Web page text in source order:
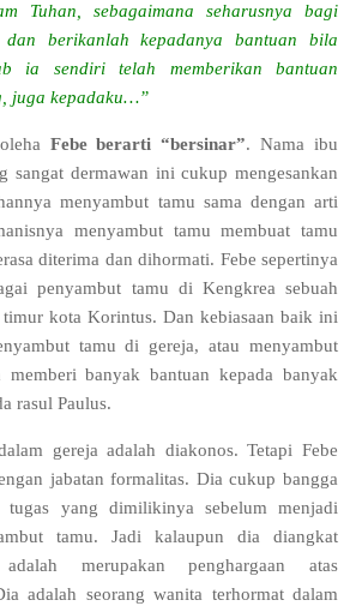
Tuhan, sebagaimana seharusnya bagi
berikanlah kepadanya bantuan bila
ia sendiri telah memberikan bantuan
juga kepadaku…”
Febe berarti “bersinar”. Nama ibu
sangat dermawan ini cukup mengesankan
menyambut tamu sama dengan arti
menyambut tamu membuat tamu
diterima dan dihormati. Febe sepertinya
penyambut tamu di Kengkrea sebuah
timur kota Korintus. Dan kebiasaan baik ini
tamu di gereja, atau menyambut
banyak bantuan kepada banyak
rasul Paulus.
gereja adalah diakonos. Tetapi Febe
jabatan formalitas. Dia cukup bangga
tugas yang dimilikinya sebelum menjadi
tamu. Jadi kalaupun dia diangkat
merupakan penghargaan atas
adalah seorang wanita terhormat dalam